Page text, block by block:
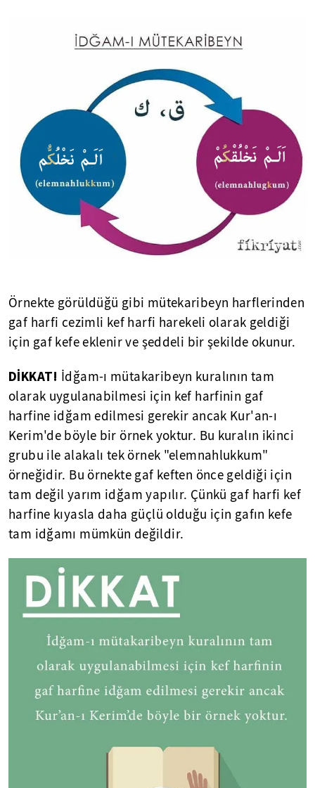
Örnekte görüldüğü gibi mütekaribeyn harflerinden
gaf harfi cezimli kef harfi harekeli olarak geldiği
için gaf kefe eklenir ve şeddeli bir şekilde okunur.
DİKKAT! İdğam-ı mütakaribeyn kuralının tam
olarak uygulanabilmesi için kef harfinin gaf
harfine idğam edilmesi gerekir ancak Kur'an-ı
Kerim'de böyle bir örnek yoktur. Bu kuralın ikinci
grubu ile alakalı tek örnek "elemnahlukkum"
örneğidir. Bu örnekte gaf keften önce geldiği için
tam değil yarım idğam yapılır. Çünkü gaf harfi kef
harfine kıyasla daha güçlü olduğu için gafın kefe
tam idğamı mümkün değildir.